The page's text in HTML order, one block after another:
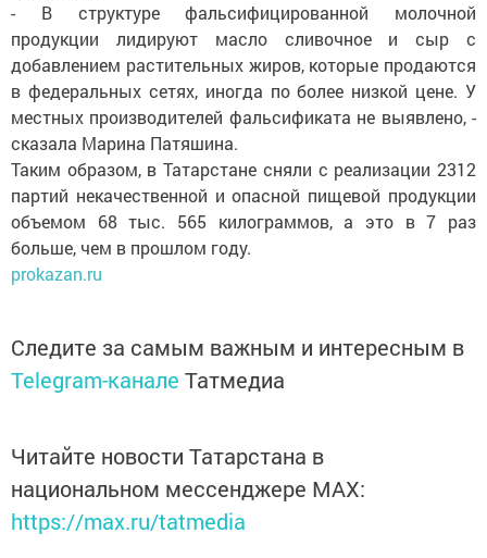
- В структуре фальсифицированной молочной
продукции лидируют масло сливочное и сыр с
добавлением растительных жиров, которые продаются
в федеральных сетях, иногда по более низкой цене. У
местных производителей фальсификата не выявлено, -
сказала Марина Патяшина.
Таким образом, в Татарстане сняли с реализации 2312
партий некачественной и опасной пищевой продукции
объемом 68 тыс. 565 килограммов, а это в 7 раз
больше, чем в прошлом году.
prokazan.ru
Следите за самым важным и интересным в
Telegram-канале Татмедиа
Читайте новости Татарстана в
национальном мессенджере MАХ:
https://max.ru/tatmedia